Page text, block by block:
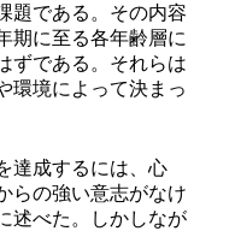
題である。その内容
期に至る各年齢層に
ずである。それらは
環境によって決まっ
達成するには、心
らの強い意志がなけ
述べた。しかしなが